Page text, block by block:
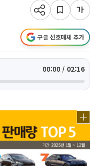
구글 선호매체 추가
00:00 / 02:16